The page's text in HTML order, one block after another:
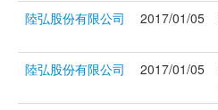
陸弘股份有限公司 2017/01/05
陸弘股份有限公司 2017/01/05